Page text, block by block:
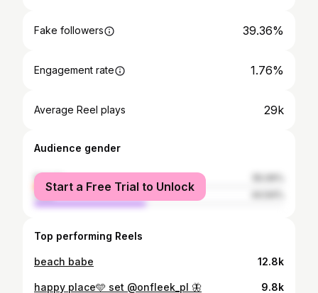
Fake followers 39.36%
Engagement rate 1.76%
Average Reel plays 29k
Audience gender
female
male
Start a Free Trial to Unlock
Top performing Reels
beach babe 12.8k
happy place🩵 set @onfleek_pl 🦋 9.8k